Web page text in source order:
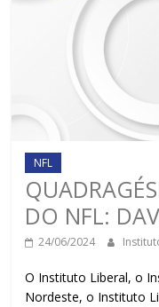
NFL
DO NFL:
24/06/2024
O Instituto Liberal, o
Nordeste, o Instituto